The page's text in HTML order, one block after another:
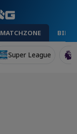
MATCHZONE
Super League